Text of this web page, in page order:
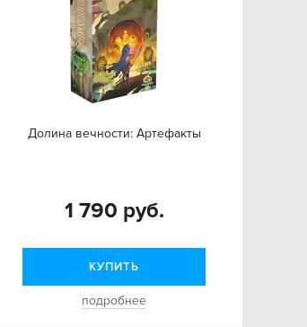
Долина вечности: Артефакты
1 790 руб.
КУПИТЬ
подробнее